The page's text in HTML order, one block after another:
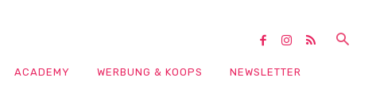
ACADEMY WERBUNG & KOOPS NEWSLETTER